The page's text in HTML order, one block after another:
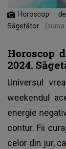
Horoscop
Săgetător
Horoscop
2024.
Universul
weekendul
energie
contur. Fii
celor din jur,